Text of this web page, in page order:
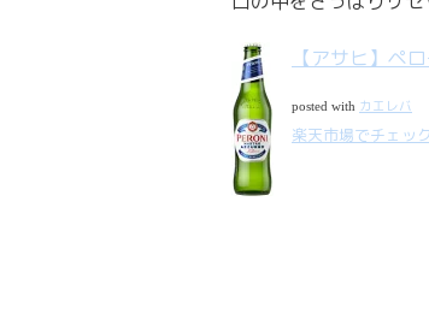
【アサヒ】
posted with カエレバ
楽天市場でチェック